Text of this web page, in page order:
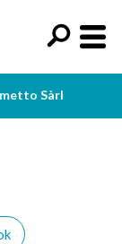
Sàrl